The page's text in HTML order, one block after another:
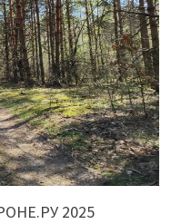
2025